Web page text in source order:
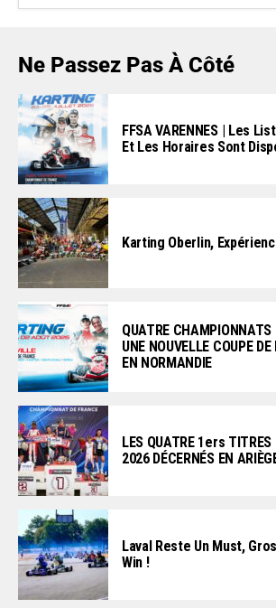
Ne Passez Pas À Côté
FFSA VARENNES | Les
Et Les Horaires Sont
Karting Oberlin,
QUATRE CHAMPIONNATS
UNE NOUVELLE COUPE
EN NORMANDIE
LES QUATRE 1ers TITRES
2026 DÉCERNÉS EN
Laval Reste Un Must,
Win !